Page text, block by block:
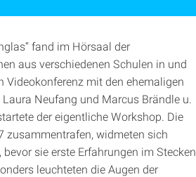
fand im Hörsaal der
aus verschiedenen Schulen in und
mit den ehemaligen
Neufang und Marcus Brändle u.
der eigentliche Workshop. Die
zusammentrafen, widmeten sich
sie erste Erfahrungen im Stecken
leuchteten die Augen der